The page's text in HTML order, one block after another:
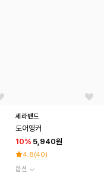
세라밴드
도어앵커
10% 5,940원
4.8(40)
옵션